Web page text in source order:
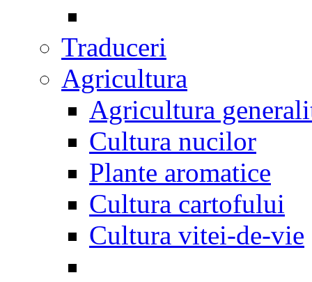
Traduceri
Agricultura
Agricultura
Cultura nucilor
Plante aromatice
Cultura cartofului
Cultura vitei-de-vie